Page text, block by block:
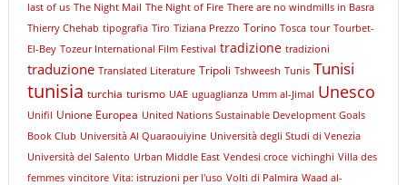
last of us The Night Mail The Night of Fire There are no windmills in Basra
Thierry Chehab tipografia Tiro Tiziana Prezzo Torino Tosca tour Tourbet-
El-Bey Tozeur International Film Festival tradizione tradizioni
traduzione Translated Literature Tripoli Tshweesh Tunis Tunisi
tunisia turchia turismo UAE uguaglianza Umm al-Jimal Unesco
Unifil Unione Europea United Nations Sustainable Development Goals
Book Club Università Al Quaraouiyine Università degli Studi di Venezia
Università del Salento Urban Middle East Vendesi croce vichinghi Villa des
femmes vincitore Vita: istruzioni per l'uso Volti di Palmira Waad al-